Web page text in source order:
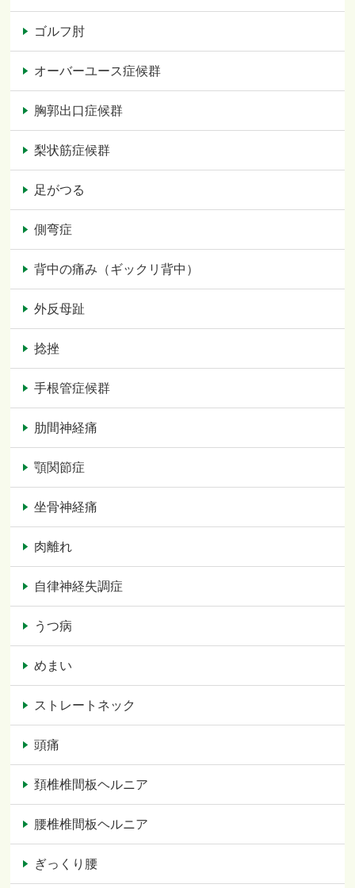
ゴルフ肘
オーバーユース症候群
胸郭出口症候群
梨状筋症候群
足がつる
側弯症
背中の痛み（ギックリ背中）
外反母趾
捻挫
手根管症候群
肋間神経痛
顎関節症
坐骨神経痛
肉離れ
自律神経失調症
うつ病
めまい
ストレートネック
頭痛
頚椎椎間板ヘルニア
腰椎椎間板ヘルニア
ぎっくり腰